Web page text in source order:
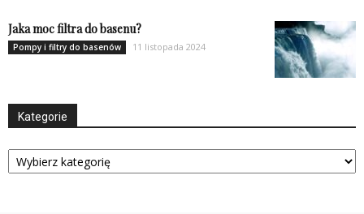
Jaka moc filtra do basenu?
Pompy i filtry do basenów 11 listopada 2024
Kategorie
Kategorie